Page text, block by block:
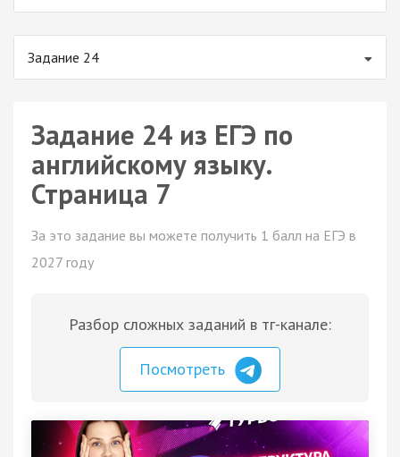
Задание 24
Задание 24 из ЕГЭ по
английскому языку.
Страница 7
За это задание вы можете получить 1 балл на ЕГЭ в
2027 году
Разбор сложных заданий в тг-канале:
Посмотреть